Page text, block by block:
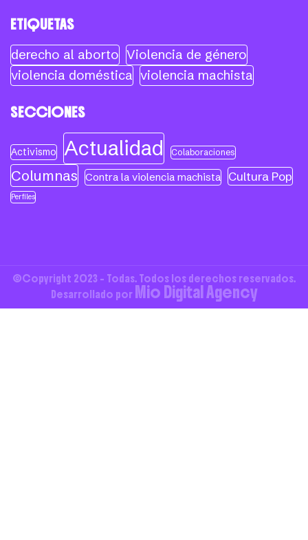
ETIQUETAS
derecho al aborto Violencia de género
violencia doméstica violencia machista
SECCIONES
Activismo Actualidad Colaboraciones
Columnas Contra la violencia machista Cultura Pop
Perfiles
©Copyright 2023 - Todas. Todos los derechos reservados.
Desarrollado por Mio Digital Agency